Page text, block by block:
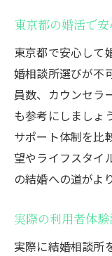
東京都の婚活で
東京都で安心して
婚相談所選びが不
員数、カウンセラ
も参考にしましょ
サポート体制を比
望やライフスタイ
の結婚への道がよ
実際の利用者体
実際に結婚相談所